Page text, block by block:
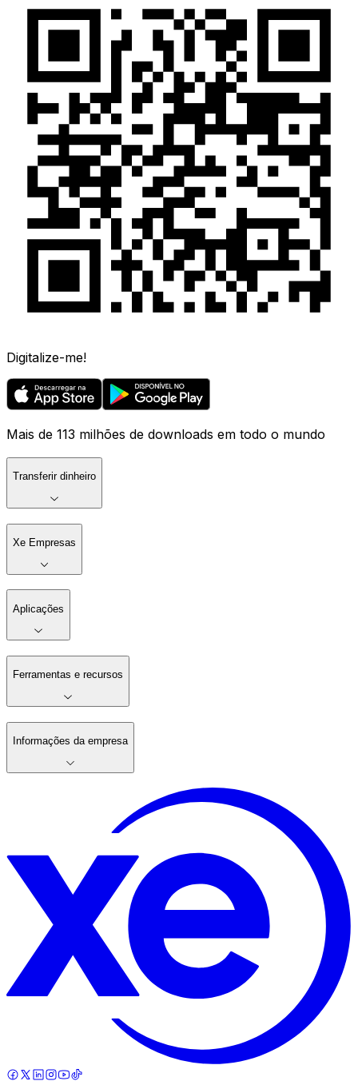
Digitalize-me!
Mais de 113 milhões de downloads em todo o mundo
Transferir dinheiro
Xe Empresas
Aplicações
Ferramentas e recursos
Informações da empresa